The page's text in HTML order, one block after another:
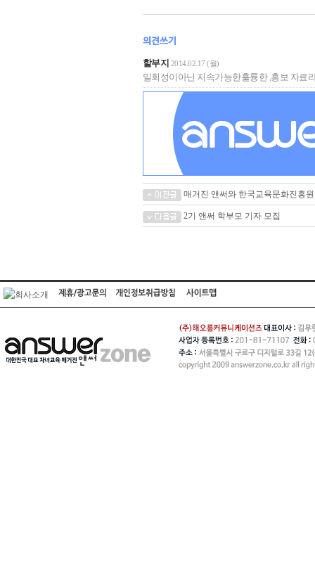
할부지 2014.02.17 (월)
일회성이아닌 지속가능한훌륭한 ,홍보 자료
매거진 앤써와 한국교육문화진흥
2기 앤써 학부모 기자 모집